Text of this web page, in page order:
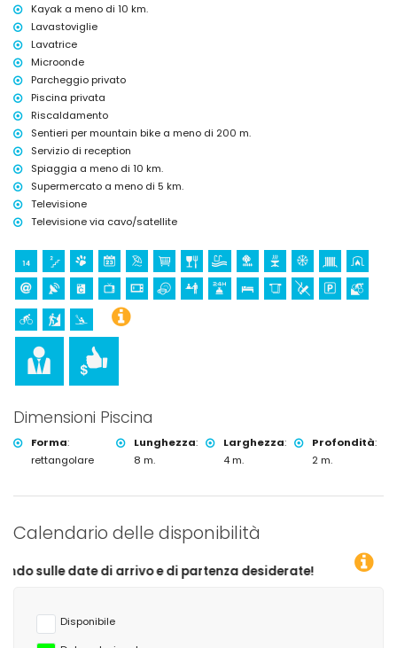
riscaldamento ad aria e con aria condizionata
letto/culla per bambini (su richiesta)
Intrattenimento e attività ricreative per le vostre vacanze a
Benissa, Costa Blanca
bar (entro 5 chilometri dalla casa)
Attrazioni e cultura a Benissa, Costa Blanca
museo (Museo de la Senyoreta), chiesa (Parroquia Virgen de las
Nieves), rovina (Baños de la Reina, Calpe), monumento (Pou Salat,
Calpe), edificio architettonico (Iglesia Antigua, Calpe), luogo storico
(Forat de la Mar e Calpe) (entro 10 chilometri dall'alloggio)
Sport
mountain bike e ciclismo (entro 1000 metri dalla villa)
surf, windsurf e sci nautico (entro 10 chilometri dalla villa)
Kayak a meno di 10 km.
Lavastoviglie
Lavatrice
Microonde
Parcheggio privato
Piscina privata
Riscaldamento
Sentieri per mountain bike a meno di 200 m.
Servizio di reception
Spiaggia a meno di 10 km.
Supermercato a meno di 5 km.
Televisione
Televisione via cavo/satellite
Dimensioni Piscina
Forma:
rettangolare
Lunghezza:
8 m.
Larghezza:
4 m.
Profondità:
2 m.
Calendario delle disponibilità
e di partenza desiderate!
Disponibile